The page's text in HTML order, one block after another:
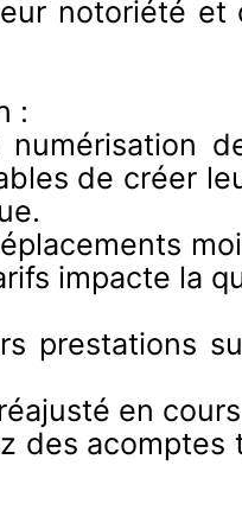
notoriété
:
de créer
impacte la
prestations
en
des